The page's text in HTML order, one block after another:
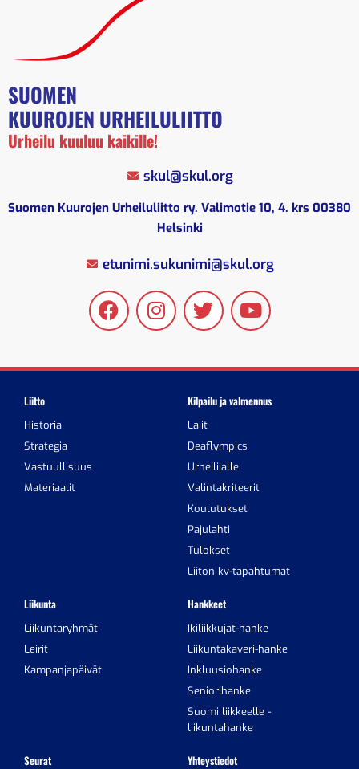
SUOMEN
KUUROJEN URHEILULIITTO
Urheilu kuuluu kaikille!
skul@skul.org
Suomen Kuurojen Urheiluliitto ry. Valimotie 10, 4. krs 00380
Helsinki
etunimi.sukunimi@skul.org
Liitto
Historia
Strategia
Vastuullisuus
Materiaalit
Kilpailu ja valmennus
Lajit
Deaflympics
Urheilijalle
Valintakriteerit
Koulutukset
Pajulahti
Tulokset
Liiton kv-tapahtumat
Liikunta
Liikuntaryhmät
Leirit
Kampanjapäivät
Hankkeet
Ikiliikkujat-hanke
Liikuntakaveri-hanke
Inkluusiohanke
Seniorihanke
Suomi liikkeelle -
liikuntahanke
Seurat Yhteystiedot